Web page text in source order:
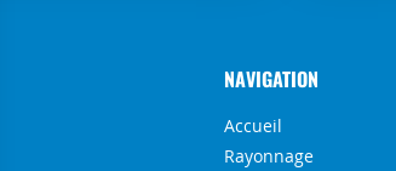
NAVIGATION
Accueil
Rayonnage